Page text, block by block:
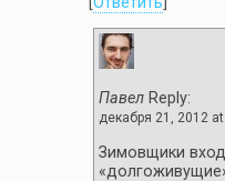
Павел Reply:
декабря 21, 2012
Зимовщики